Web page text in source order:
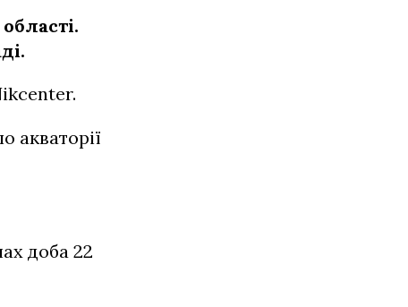
акваторії
доба 22